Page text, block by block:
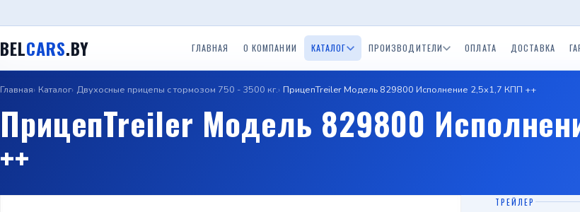
BELCARS.BY ГЛАВНАЯ О КОМПАНИИ КАТАЛОГ
Одноосные легковые
прицепы до 750 кг.
Двухосные легковые
прицепы до 750 кг.
техники (лодочные)
Прицепы автовозы Прицеп для гидроциклов Лодки и катера
воде
ПРОИЗВОДИТЕЛИ
Прицепы Экспедиция
(Краснокамский РМЗ)
Прицепы Respo Прицепы Tiki
ОПЛАТА ДОСТАВКА
Главная Каталог Двухосные прицепы с тормозом 750 - 3500 кг. ПрицепTreiler Модель 829800 Исполнение 2,5х1,7 КПП ++
ПрицепTreiler Модель 829800
++
ТРЕЙЛЕР